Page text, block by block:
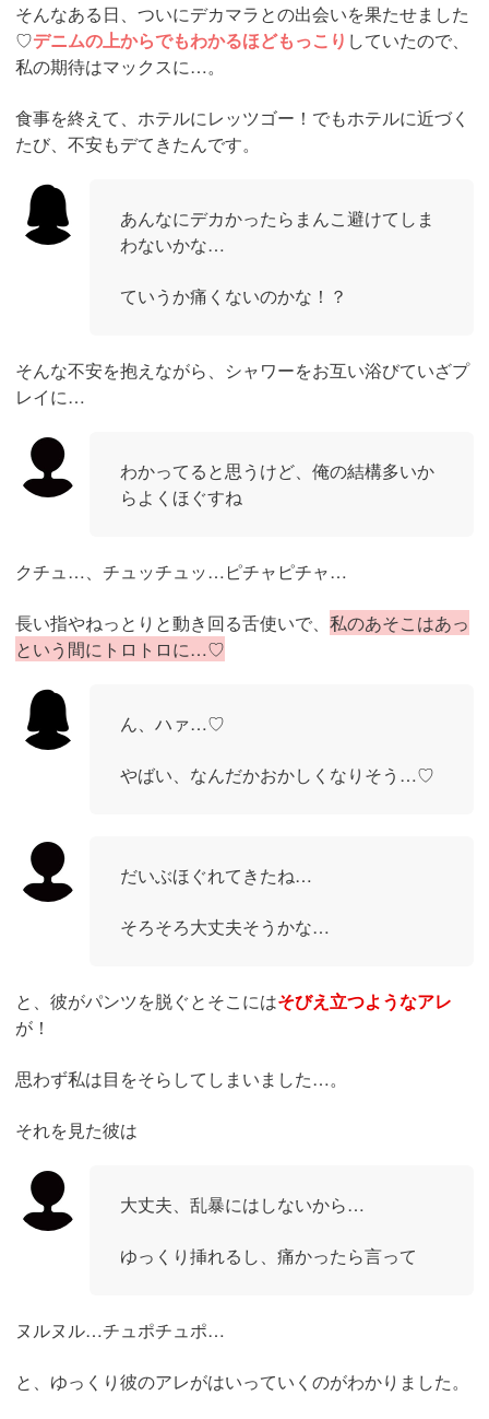
そんなある日、ついにデカマラとの出会いを果たせました
♡デニムの上からでもわかるほどもっこり していたので、
私の期待はマックスに…。
食事を終えて、ホテルにレッツゴー！でもホテルに近づく
たび、不安もデてきたんです。
あんなにデカかったらまんこ避けてしま
わないかな…
ていうか痛くないのかな！？
そんな不安を抱えながら、シャワーをお互い浴びていざプ
レイに…
わかってると思うけど、俺の結構多いか
らよくほぐすね
クチュ…、チュッチュッ…ピチャピチャ…
長い指やねっとりと動き回る舌使いで、 私のあそこはあっ
という間にトロトロに…♡
ん、ハァ…♡
やばい、なんだかおかしくなりそう…♡
だいぶほぐれてきたね…
そろそろ大丈夫そうかな…
と、彼がパンツを脱ぐとそこにはそびえ立つようなアレ
が！
思わず私は目をそらしてしまいました…。
それを見た彼は
大丈夫、乱暴にはしないから…
ゆっくり挿れるし、痛かったら言って
ヌルヌル…チュポチュポ…
と、ゆっくり彼のアレがはいっていくのがわかりました。